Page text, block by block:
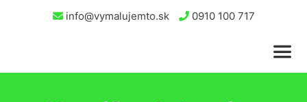
info@vymalujemto.sk 0910 100 717